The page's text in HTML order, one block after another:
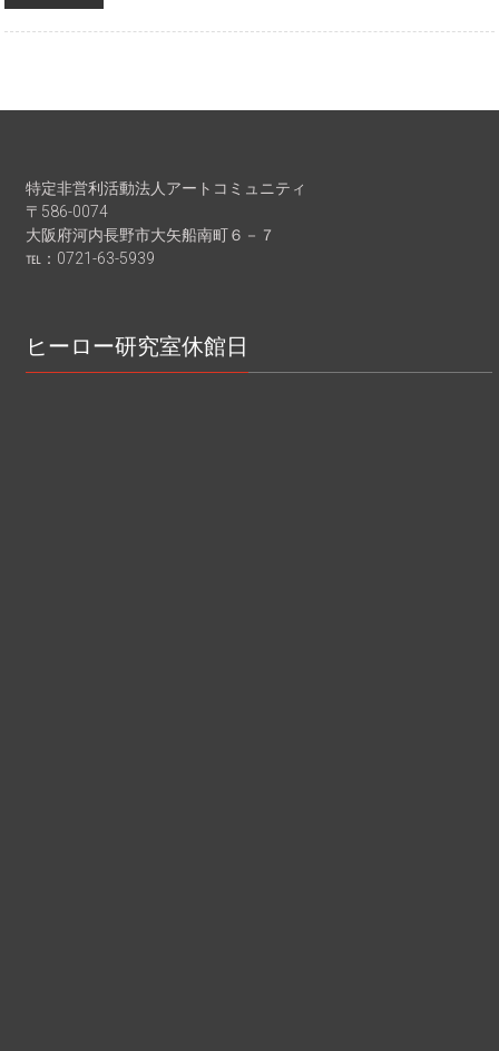
特定非営利活動法人アートコミュニティ
〒586-0074
大阪府河内長野市大矢船南町６－７
℡：0721-63-5939
ヒーロー研究室休館日